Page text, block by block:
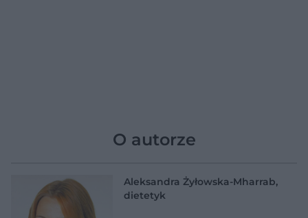
O autorze
Aleksandra Żyłowska-Mharrab,
dietetyk